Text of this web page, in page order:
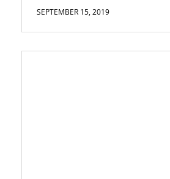
SEPTEMBER 15, 2019